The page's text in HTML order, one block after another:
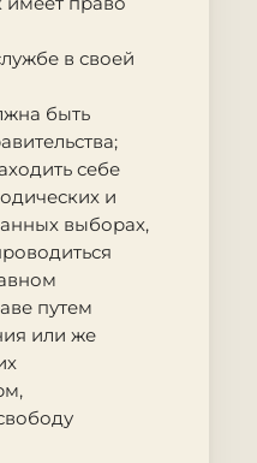
в своей
быть
себе
и
выборах,
путем
или же